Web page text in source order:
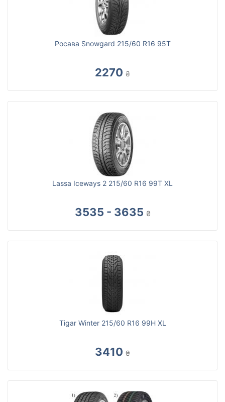
Росава Snowgard 215/60 R16 95T
2270 ₴
Lassa Iceways 2 215/60 R16 99T XL
3535 - 3635 ₴
Tigar Winter 215/60 R16 99H XL
3410 ₴